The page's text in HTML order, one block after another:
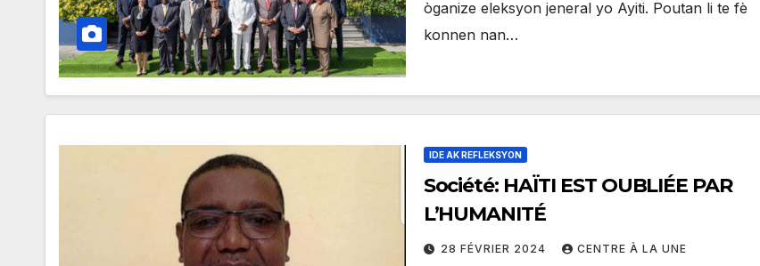
òganize eleksyon jeneral yo Ayiti. Poutan li te fè
konnen nan…
IDE AK REFLEKSYON
Société: HAÏTI EST OUBLIÉE PAR
L’HUMANITÉ
28 FÉVRIER 2024 CENTRE À LA UNE